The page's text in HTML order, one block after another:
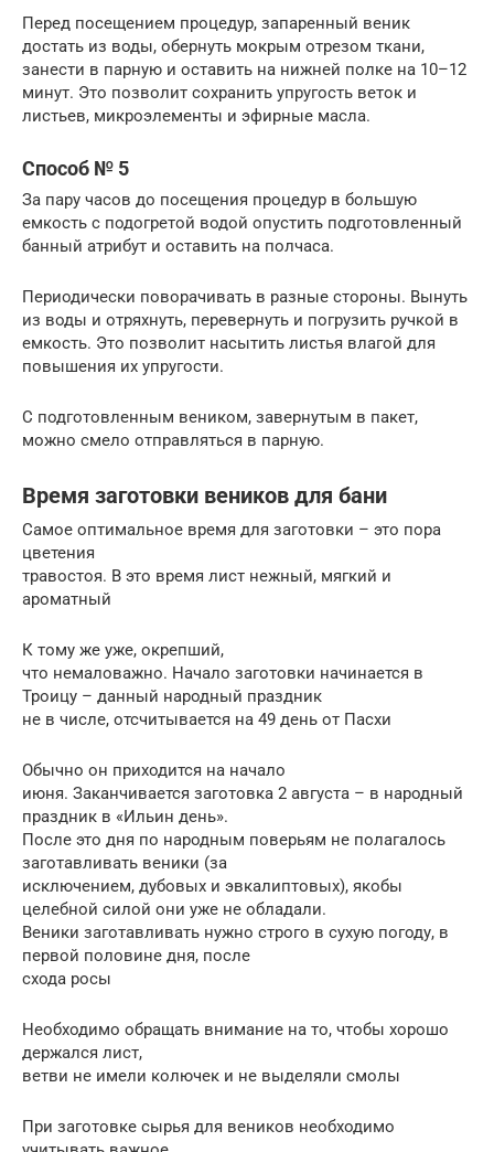
Перед посещением процедур, запаренный веник
достать из воды, обернуть мокрым отрезом ткани,
занести в парную и оставить на нижней полке на 10–12
минут. Это позволит сохранить упругость веток и
листьев, микроэлементы и эфирные масла.
Способ № 5
За пару часов до посещения процедур в большую
емкость с подогретой водой опустить подготовленный
банный атрибут и оставить на полчаса.
Периодически поворачивать в разные стороны. Вынуть
из воды и отряхнуть, перевернуть и погрузить ручкой в
емкость. Это позволит насытить листья влагой для
повышения их упругости.
С подготовленным веником, завернутым в пакет,
можно смело отправляться в парную.
Время заготовки веников для бани
Самое оптимальное время для заготовки – это пора
цветения
травостоя. В это время лист нежный, мягкий и
ароматный
К тому же уже, окрепший,
что немаловажно. Начало заготовки начинается в
Троицу – данный народный праздник
не в числе, отсчитывается на 49 день от Пасхи
Обычно он приходится на начало
июня. Заканчивается заготовка 2 августа – в народный
праздник в «Ильин день».
После это дня по народным поверьям не полагалось
заготавливать веники (за
исключением, дубовых и эвкалиптовых), якобы
целебной силой они уже не обладали.
Веники заготавливать нужно строго в сухую погоду, в
первой половине дня, после
схода росы
Необходимо обращать внимание на то, чтобы хорошо
держался лист,
ветви не имели колючек и не выделяли смолы
При заготовке сырья для веников необходимо